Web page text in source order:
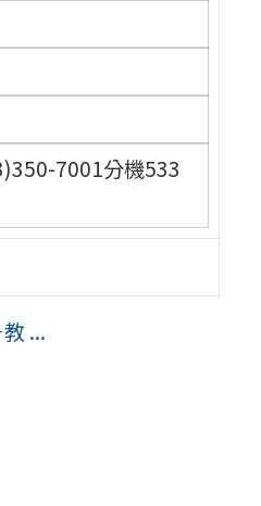
7001分機533
...